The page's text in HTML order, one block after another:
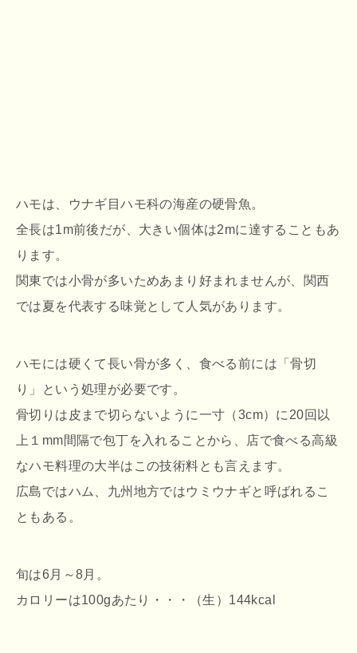
ハモは、ウナギ目ハモ科の海産の硬骨魚。
全長は1m前後だが、大きい個体は2mに達することもあ
ります。
関東では小骨が多いためあまり好まれませんが、関西
では夏を代表する味覚として人気があります。
ハモには硬くて長い骨が多く、食べる前には「骨切
り」という処理が必要です。
骨切りは皮まで切らないように一寸（3cm）に20回以
上１mm間隔で包丁を入れることから、店で食べる高級
なハモ料理の大半はこの技術料とも言えます。
広島ではハム、九州地方ではウミウナギと呼ばれるこ
ともある。
旬は6月～8月。
カロリーは100gあたり・・・（生）144kcal